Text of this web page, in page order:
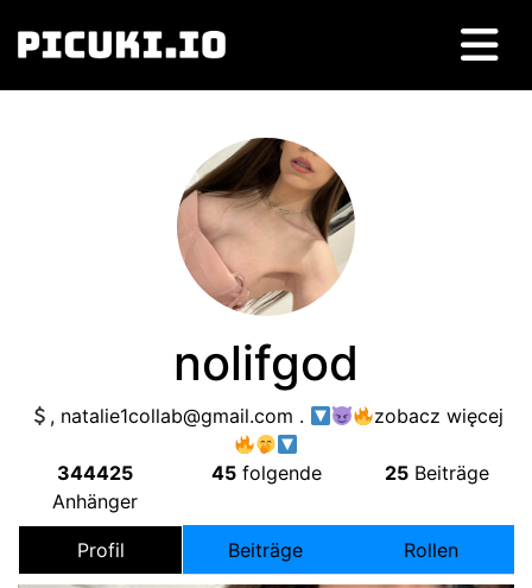
nolifgod
, natalie1collab@gmail.com . zobacz więcej
344425
Anhänger
45folgende 25 Beiträge
Profil Beiträge Rollen